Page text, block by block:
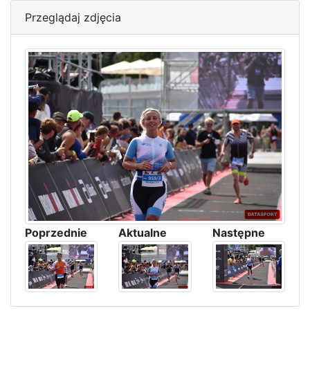
Przeglądaj zdjęcia
Poprzednie Aktualne Następne